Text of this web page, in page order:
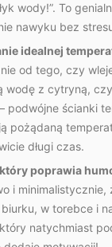
wody!”. To
nawyku bez
idealnej
od tego, czy
wodę z cytryną,
podwójne ścianki
pożądaną
długi czas.
poprawia
i minimalistycznie,
w torebce i
natychmiast